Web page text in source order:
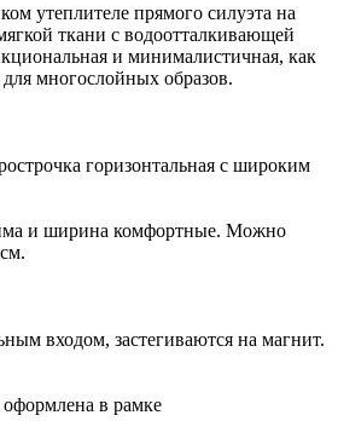
утеплителе прямого силуэта на
ткани с водоотталкивающей
и минималистичная, как
многослойных образов.
горизонтальная с широким
и ширина комфортные. Можно
входом, застегиваются на магнит.
в рамке